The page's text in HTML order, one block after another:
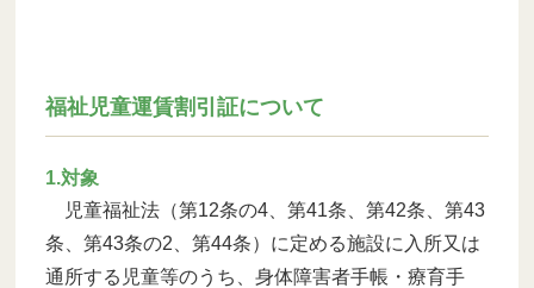
福祉児童運賃割引証について
1.対象
児童福祉法（第12条の4、第41条、第42条、第43
条、第43条の2、第44条）に定める施設に入所又は
通所する児童等のうち、身体障害者手帳・療育手